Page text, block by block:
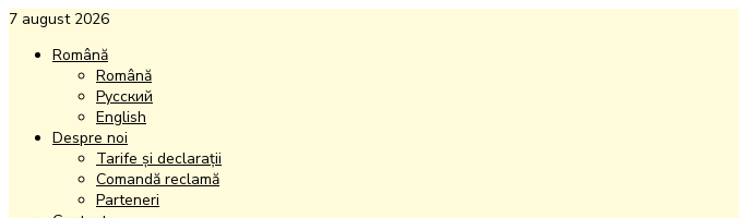
7 august 2026
Română
Română
Русский
English
Despre noi
Tarife și declarații
Comandă reclamă
Parteneri